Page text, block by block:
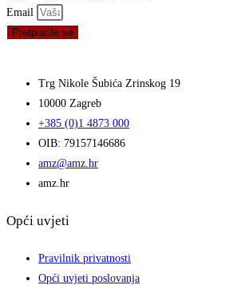
Email
Pretplatite se
Trg Nikole Šubića Zrinskog 19
10000 Zagreb
+385 (0)1 4873 000
OIB: 79157146686
amz@amz.hr
amz.hr
Opći uvjeti
Pravilnik privatnosti
Opći uvjeti poslovanja